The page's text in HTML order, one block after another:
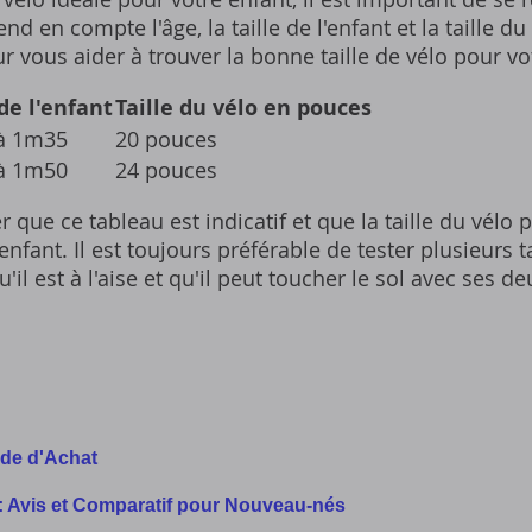
en compte l'âge, la taille de l'enfant et la taille
vous aider à trouver la bonne taille de vélo pour
l'enfantTaille du vélo en pouces
1m35
20 pouces
1m50
24 pouces
que ce tableau est indicatif et que la taille du vélo
Il est toujours préférable de tester plusieurs
est à l'aise et qu'il peut toucher le sol avec ses
d'Achat
et Comparatif pour Nouveau-nés